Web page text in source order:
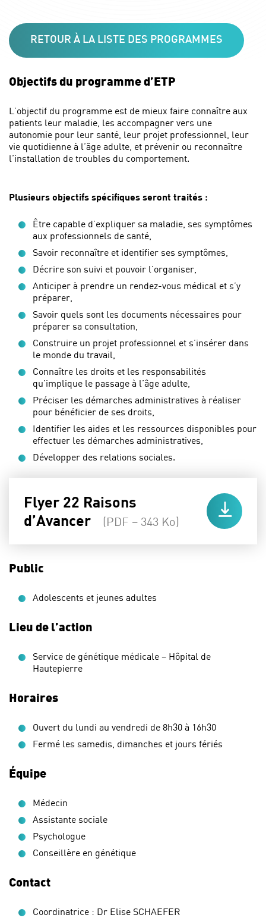
RETOUR À LA LISTE DES PROGRAMMES
Objectifs du programme d’ETP
L’objectif du programme est de mieux faire connaître aux
patients leur maladie, les accompagner vers une
autonomie pour leur santé, leur projet professionnel, leur
vie quotidienne à l’âge adulte, et prévenir ou reconnaître
l’installation de troubles du comportement.
Plusieurs objectifs spécifiques seront traités :
Être capable d’expliquer sa maladie, ses symptômes
aux professionnels de santé,
Savoir reconnaître et identifier ses symptômes,
Décrire son suivi et pouvoir l’organiser,
Anticiper à prendre un rendez-vous médical et s’y
préparer,
Savoir quels sont les documents nécessaires pour
préparer sa consultation,
Construire un projet professionnel et s’insérer dans
le monde du travail,
Connaître les droits et les responsabilités
qu’implique le passage à l’âge adulte,
Préciser les démarches administratives à réaliser
pour bénéficier de ses droits,
Identifier les aides et les ressources disponibles pour
effectuer les démarches administratives,
Développer des relations sociales.
Flyer 22 Raisons
d’Avancer
(PDF – 343 Ko)
Public
Adolescents et jeunes adultes
Lieu de l’action
Service de génétique médicale – Hôpital de
Hautepierre
Horaires
Ouvert du lundi au vendredi de 8h30 à 16h30
Fermé les samedis, dimanches et jours fériés
Équipe
Médecin
Assistante sociale
Psychologue
Conseillère en génétique
Contact
Coordinatrice : Dr Elise SCHAEFER